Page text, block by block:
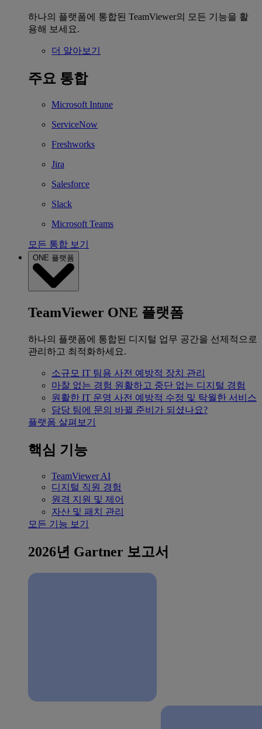
하나의 플랫폼에 통합된 TeamViewer의 모든 기능을 활
용해 보세요.
더 알아보기
주요 통합
Microsoft Intune
ServiceNow
Freshworks
Jira
Salesforce
Slack
Microsoft Teams
모든 통합 보기
ONE 플랫폼
TeamViewer ONE 플랫폼
하나의 플랫폼에 통합된 디지털 업무 공간을 선제적으로
관리하고 최적화하세요.
소규모 IT 팀용 사전 예방적 장치 관리
마찰 없는 경험 원활하고 중단 없는 디지털 경험
원활한 IT 운영 사전 예방적 수정 및 탁월한 서비스
담당 팀에 문의 바뀔 준비가 되셨나요?
플랫폼 살펴보기
핵심 기능
TeamViewer AI
디지털 직원 경험
원격 지원 및 제어
자산 및 패치 관리
모든 기능 보기
2026년 Gartner 보고서